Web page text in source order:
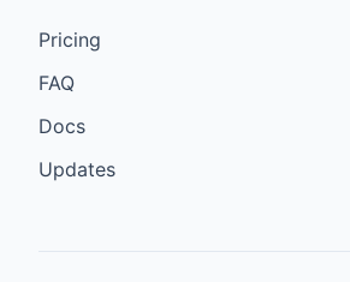
Pricing
FAQ
Docs
Updates